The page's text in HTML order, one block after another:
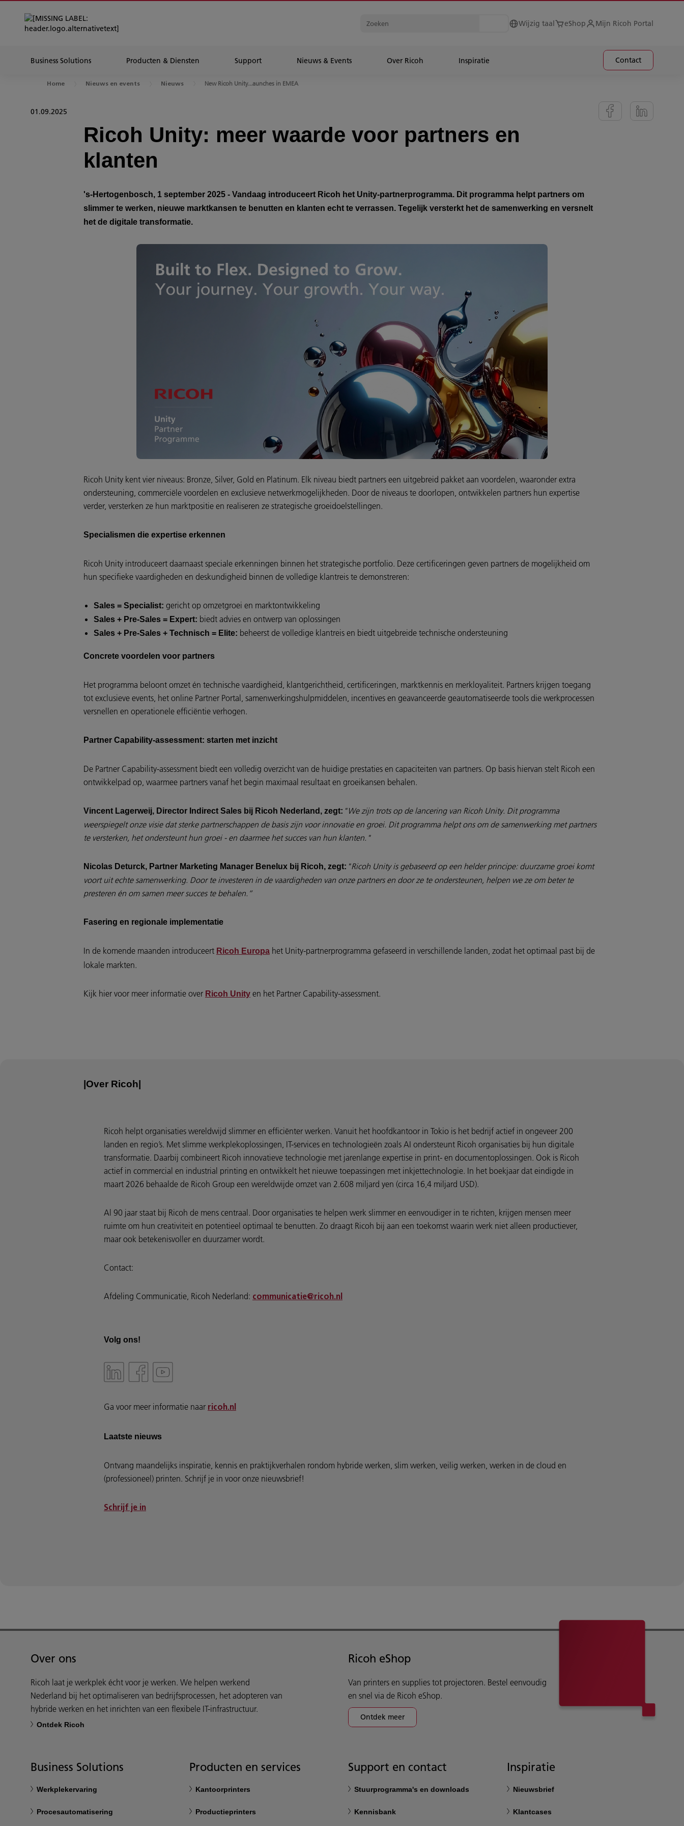
Wijzig taal eShop Mijn Ricoh Portal
Business Solutions Producten & Diensten Support Nieuws & Events Over Ricoh Inspiratie Contact
Home Nieuws en events Nieuws New Ricoh Unity...aunches in EMEA
01.09.2025
Ricoh Unity: meer waarde voor partners en
klanten
's-Hertogenbosch, 1 september 2025 - Vandaag introduceert Ricoh het Unity-partnerprogramma. Dit programma helpt partners om
slimmer te werken, nieuwe marktkansen te benutten en klanten echt te verrassen. Tegelijk versterkt het de samenwerking en versnelt
het de digitale transformatie.
Ricoh Unity kent vier niveaus: Bronze, Silver, Gold en Platinum. Elk niveau biedt partners een uitgebreid pakket aan voordelen, waaronder extra
ondersteuning, commerciële voordelen en exclusieve netwerkmogelijkheden. Door de niveaus te doorlopen, ontwikkelen partners hun expertise
verder, versterken ze hun marktpositie en realiseren ze strategische groeidoelstellingen.
Specialismen die expertise erkennen
Ricoh Unity introduceert daarnaast speciale erkenningen binnen het strategische portfolio. Deze certificeringen geven partners de mogelijkheid om
hun specifieke vaardigheden en deskundigheid binnen de volledige klantreis te demonstreren:
Sales = Specialist: gericht op omzetgroei en marktontwikkeling
Sales + Pre-Sales = Expert: biedt advies en ontwerp van oplossingen
Sales + Pre-Sales + Technisch = Elite: beheerst de volledige klantreis en biedt uitgebreide technische ondersteuning
Concrete voordelen voor partners
Het programma beloont omzet én technische vaardigheid, klantgerichtheid, certificeringen, marktkennis en merkloyaliteit. Partners krijgen toegang
tot exclusieve events, het online Partner Portal, samenwerkingshulpmiddelen, incentives en geavanceerde geautomatiseerde tools die werkprocessen
versnellen en operationele efficiëntie verhogen.
Partner Capability-assessment: starten met inzicht
De Partner Capability-assessment biedt een volledig overzicht van de huidige prestaties en capaciteiten van partners. Op basis hiervan stelt Ricoh een
ontwikkelpad op, waarmee partners vanaf het begin maximaal resultaat en groeikansen behalen.
Vincent Lagerweij, Director Indirect Sales bij Ricoh Nederland, zegt: "We zijn trots op de lancering van Ricoh Unity. Dit programma
weerspiegelt onze visie dat sterke partnerschappen de basis zijn voor innovatie en groei. Dit programma helpt ons om de samenwerking met partners
te versterken, het ondersteunt hun groei - en daarmee het succes van hun klanten."
Nicolas Deturck, Partner Marketing Manager Benelux bij Ricoh, zegt: "Ricoh Unity is gebaseerd op een helder principe: duurzame groei komt
voort uit echte samenwerking. Door te investeren in de vaardigheden van onze partners en door ze te ondersteunen, helpen we ze om beter te
presteren én om samen meer succes te behalen.”
Fasering en regionale implementatie
In de komende maanden introduceert Ricoh Europa het Unity-partnerprogramma gefaseerd in verschillende landen, zodat het optimaal past bij de
lokale markten.
Kijk hier voor meer informatie over Ricoh Unity en het Partner Capability-assessment.
|Over Ricoh|
Ricoh helpt organisaties wereldwijd slimmer en efficiënter werken. Vanuit het hoofdkantoor in Tokio is het bedrijf actief in ongeveer 200
landen en regio’s. Met slimme werkplekoplossingen, IT-services en technologieën zoals AI ondersteunt Ricoh organisaties bij hun digitale
transformatie. Daarbij combineert Ricoh innovatieve technologie met jarenlange expertise in print- en documentoplossingen. Ook is Ricoh
actief in commercial en industrial printing en ontwikkelt het nieuwe toepassingen met inkjettechnologie. In het boekjaar dat eindigde in
maart 2026 behaalde de Ricoh Group een wereldwijde omzet van 2.608 miljard yen (circa 16,4 miljard USD).
Al 90 jaar staat bij Ricoh de mens centraal. Door organisaties te helpen werk slimmer en eenvoudiger in te richten, krijgen mensen meer
ruimte om hun creativiteit en potentieel optimaal te benutten. Zo draagt Ricoh bij aan een toekomst waarin werk niet alleen productiever,
maar ook betekenisvoller en duurzamer wordt.
Contact:
Afdeling Communicatie, Ricoh Nederland: communicatie@ricoh.nl
Volg ons!
Ga voor meer informatie naar ricoh.nl
Laatste nieuws
Ontvang maandelijks inspiratie, kennis en praktijkverhalen rondom hybride werken, slim werken, veilig werken, werken in de cloud en
(professioneel) printen. Schrijf je in voor onze nieuwsbrief!
Schrijf je in
Over ons
Ricoh laat je werkplek écht voor je werken. We helpen werkend
Nederland bij het optimaliseren van bedrijfsprocessen, het adopteren van
hybride werken en het inrichten van een flexibele IT-infrastructuur.
Ontdek Ricoh
Ricoh eShop
Van printers en supplies tot projectoren. Bestel eenvoudig
en snel via de Ricoh eShop.
Ontdek meer
Business Solutions
Werkplekervaring
Procesautomatisering
Producten en services
Kantoorprinters
Productieprinters
Support en contact
Stuurprogramma's en downloads
Kennisbank
Inspiratie
Nieuwsbrief
Klantcases